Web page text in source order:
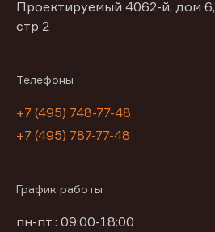
Проектируемый 4062-й, дом 6,
стр 2
Телефоны
+7 (495) 748-77-48
+7 (495) 787-77-48
График работы
пн-пт : 09:00-18:00